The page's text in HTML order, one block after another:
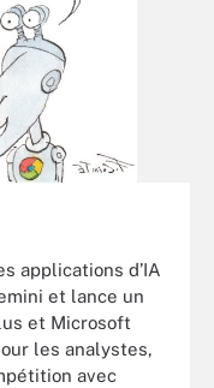
applications d’IA
et lance un
et Microsoft
les analystes,
avec